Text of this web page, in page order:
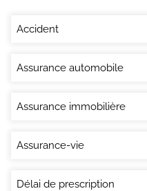
Accident
Assurance automobile
Assurance immobilière
Assurance-vie
Délai de prescription